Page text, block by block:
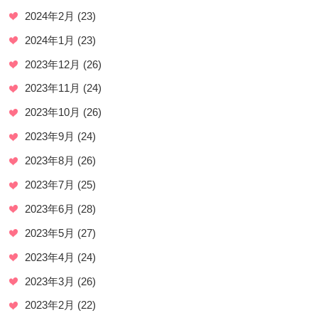
2024年2月 (23)
2024年1月 (23)
2023年12月 (26)
2023年11月 (24)
2023年10月 (26)
2023年9月 (24)
2023年8月 (26)
2023年7月 (25)
2023年6月 (28)
2023年5月 (27)
2023年4月 (24)
2023年3月 (26)
2023年2月 (22)